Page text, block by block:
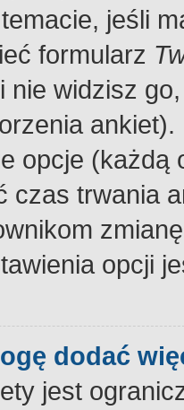
jeśli
formularz
nie widzisz
opcje
czas trwania
opcji
dodać
jest